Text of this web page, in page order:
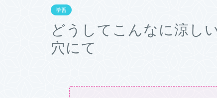
学習
どうしてこんなに涼し
穴にて